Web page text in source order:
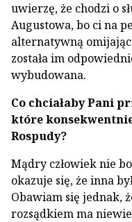
uwierzę, że chodzi o
Augustowa, bo ci na
alternatywną
została im
wybudowana.
Co chciałaby Pani
które
Rospudy?
Mądry człowiek nie
okazuje się, że inna
Obawiam się jednak,
rozsądkiem ma